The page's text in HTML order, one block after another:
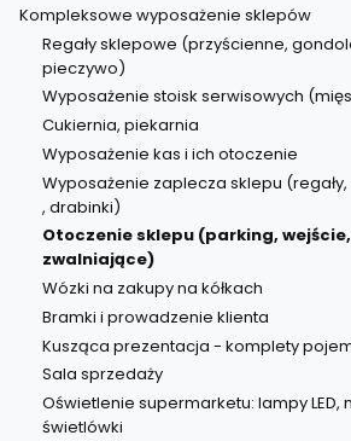
Kompleksowe wyposażenie sklepów
Regały sklepowe (przyścienne,
pieczywo)
Wyposażenie stoisk serwisowych
Cukiernia, piekarnia
Wyposażenie kas i ich otoczenie
Wyposażenie zaplecza sklepu (regały,
, drabinki)
Otoczenie sklepu (parking,
zwalniające)
Wózki na zakupy na kółkach
Bramki i prowadzenie klienta
Kusząca prezentacja - komplety
Sala sprzedaży
Oświetlenie supermarketu: lampy
świetlówki